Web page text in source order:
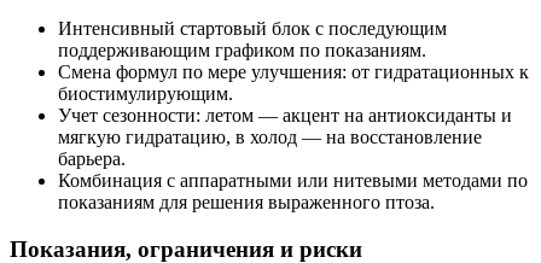
Интенсивный стартовый блок с последующим
поддерживающим графиком по показаниям.
Смена формул по мере улучшения: от гидратационных к
биостимулирующим.
Учет сезонности: летом — акцент на антиоксиданты и
мягкую гидратацию, в холод — на восстановление
барьера.
Комбинация с аппаратными или нитевыми методами по
показаниям для решения выраженного птоза.
Показания, ограничения и риски